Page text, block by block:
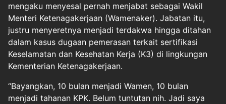
mengaku menyesal pernah menjabat sebagai Wakil
Menteri Ketenagakerjaan (Wamenaker). Jabatan itu,
justru menyeretnya menjadi terdakwa hingga ditahan
dalam kasus dugaan pemerasan terkait sertifikasi
Keselamatan dan Kesehatan Kerja (K3) di lingkungan
Kementerian Ketenagakerjaan.
“Bayangkan, 10 bulan menjadi Wamen, 10 bulan
menjadi tahanan KPK. Belum tuntutan nih. Jadi saya